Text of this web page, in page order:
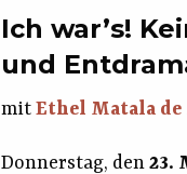
Ich war’s!
und
mit Ethel Matala de
Donnerstag, den 23.